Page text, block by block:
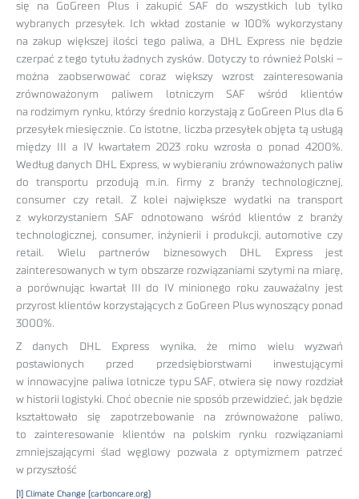
się na GoGreen Plus i zakupić SAF do wszystkich lub tylko
wybranych przesyłek. Ich wkład zostanie w 100% wykorzystany
na zakup większej ilości tego paliwa, a DHL Express nie będzie
czerpać z tego tytułu żadnych zysków. Dotyczy to również Polski –
można zaobserwować coraz większy wzrost zainteresowania
zrównoważonym paliwem lotniczym SAF wśród klientów
na rodzimym rynku, którzy średnio korzystają z GoGreen Plus dla 6
przesyłek miesięcznie. Co istotne, liczba przesyłek objęta tą usługą
między III a IV kwartałem 2023 roku wzrosła o ponad 4200%.
Według danych DHL Express, w wybieraniu zrównoważonych paliw
do transportu przodują m.in. firmy z branży technologicznej,
consumer czy retail. Z kolei największe wydatki na transport
z wykorzystaniem SAF odnotowano wśród klientów z branży
technologicznej, consumer, inżynierii i produkcji, automotive czy
retail. Wielu partnerów biznesowych DHL Express jest
zainteresowanych w tym obszarze rozwiązaniami szytymi na miarę,
a porównując kwartał III do IV minionego roku zauważalny jest
przyrost klientów korzystających z GoGreen Plus wynoszący ponad
3000%.
Z danych DHL Express wynika, że mimo wielu wyzwań
postawionych przed przedsiębiorstwami inwestującymi
w innowacyjne paliwa lotnicze typu SAF, otwiera się nowy rozdział
w historii logistyki. Choć obecnie nie sposób przewidzieć, jak będzie
kształtowało się zapotrzebowanie na zrównoważone paliwo,
to zainteresowanie klientów na polskim rynku rozwiązaniami
zmniejszającymi ślad węglowy pozwala z optymizmem patrzeć
w przyszłość
[1] Climate Change (carboncare.org)